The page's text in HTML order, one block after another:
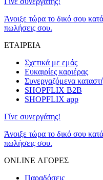
Άνοιξε τώρα το δικό σου
πωλήσεις σου.
ΕΤΑΙΡΕΙΑ
Σχετικά με εμάς
Ευκαιρίες καριέρας
Συνεργαζόμενα
SHOPFLIX B2B
SHOPFLIX app
Γίνε συνεργάτης!
Άνοιξε τώρα το δικό σου
πωλήσεις σου.
ONLINE ΑΓΟΡΕΣ
Παραδόσεις